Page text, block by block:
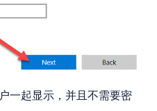
一起显示，并且不需要密